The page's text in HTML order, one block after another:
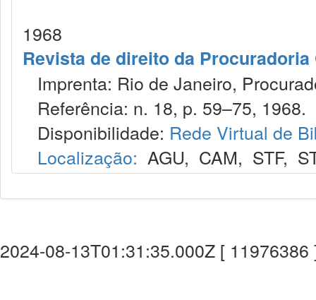
1968
Revista de direito da Procuradoria
Imprenta: Rio de Janeiro,
Referência: n. 18, p. 59–75, 1968.
Disponibilidade: Rede Virtual de
Localização: AGU, CAM, STF,
2024-08-13T01:31:35.000Z [ 11976386